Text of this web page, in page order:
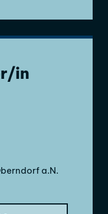
in
a.N.